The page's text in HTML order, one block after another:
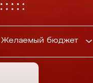
Желаемый бюджет